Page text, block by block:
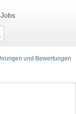
Jobs
und Bewertungen